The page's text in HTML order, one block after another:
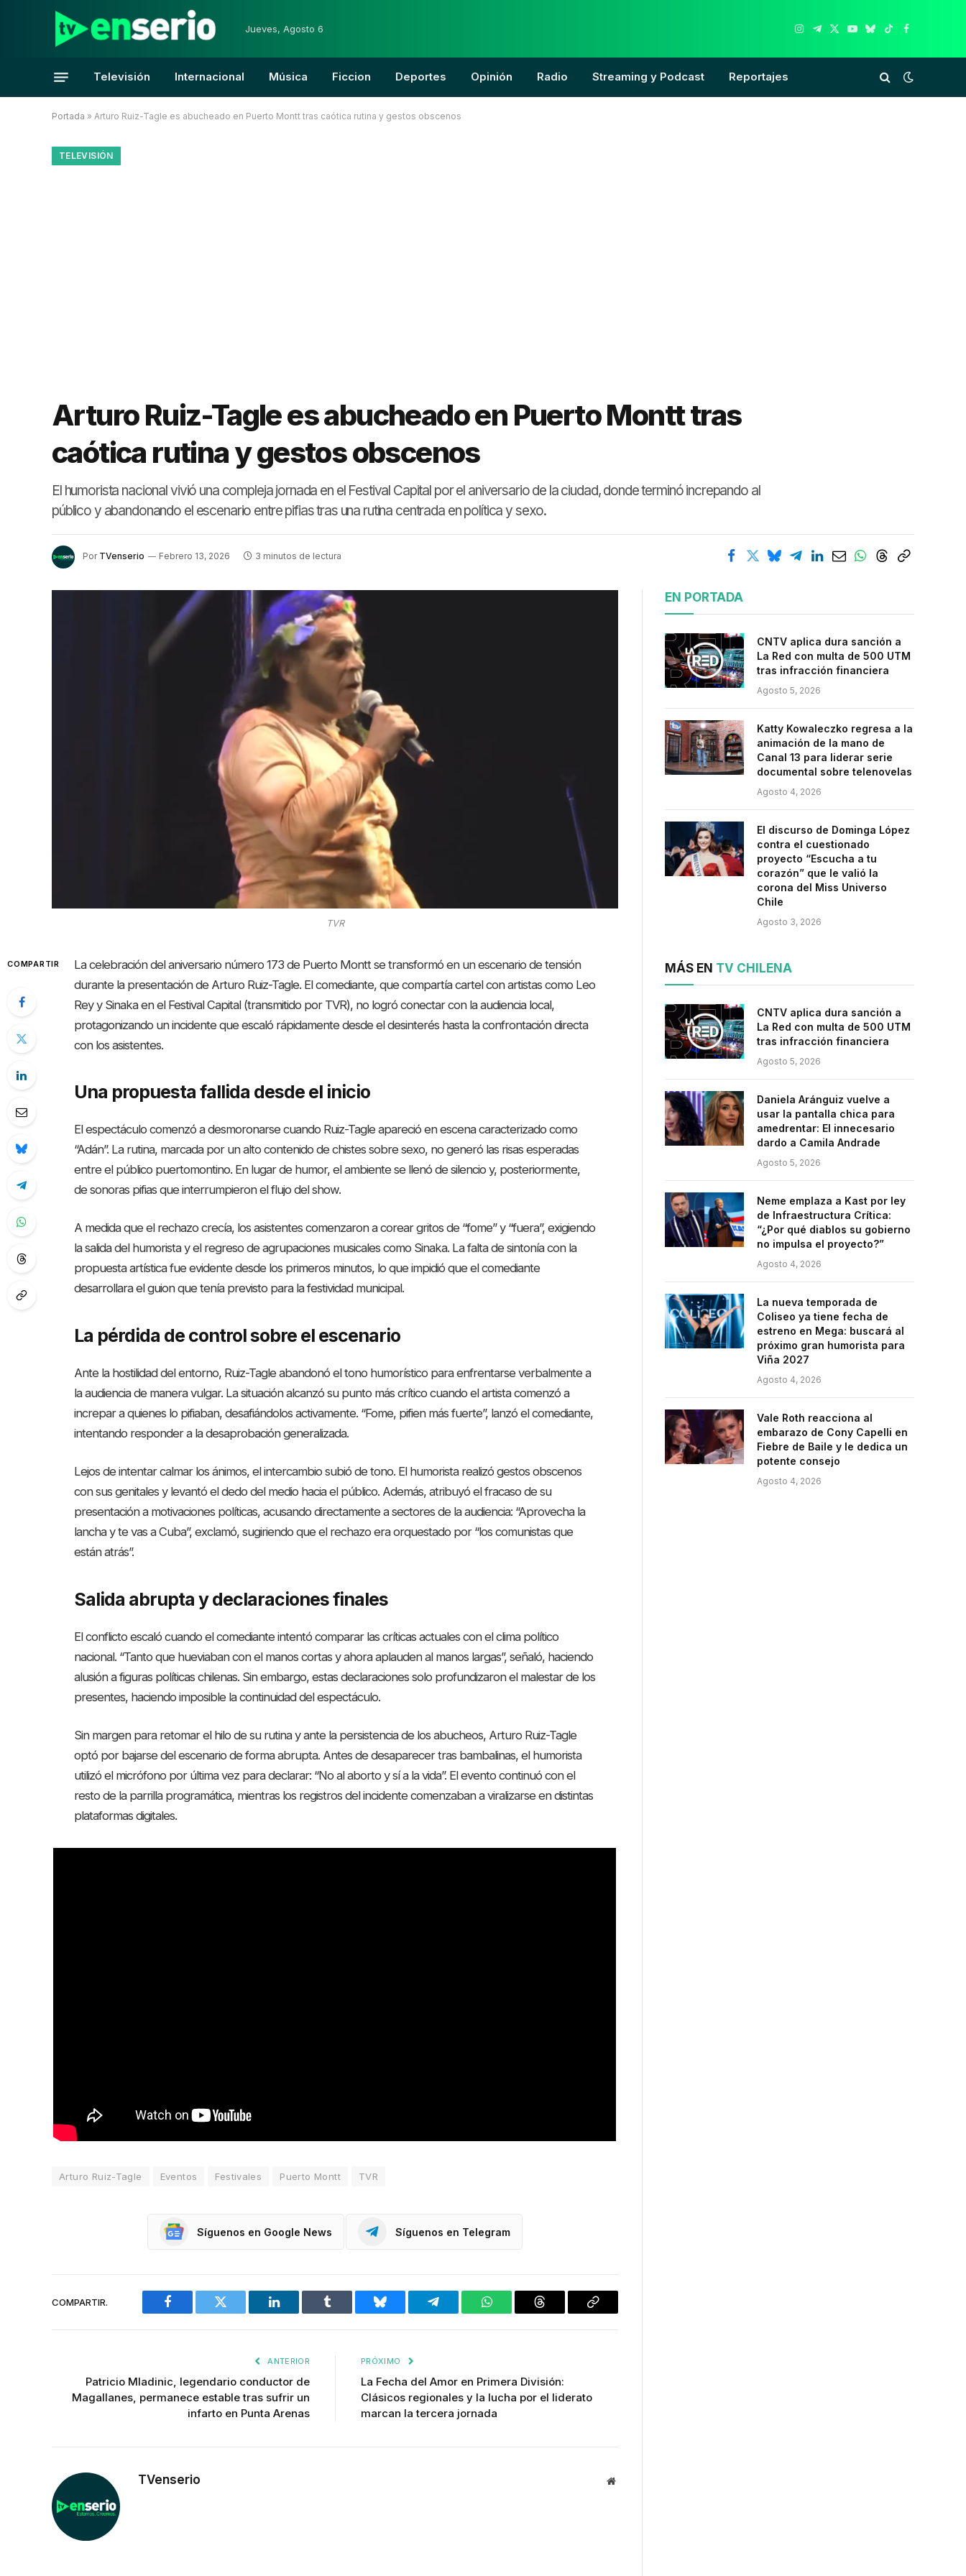
Jueves, Agosto 6
Instagram
Telegram
X
YouTube
Bluesky
TikTokFacebook
Televisión Internacional Música Ficcion Deportes Opinión Radio Streaming y Podcast Reportajes
Portada » Arturo Ruiz-Tagle es abucheado en Puerto Montt tras caótica rutina y gestos obscenos
TELEVISIÓN
Arturo Ruiz-Tagle es abucheado en Puerto Montt tras
caótica rutina y gestos obscenos
El humorista nacional vivió una compleja jornada en el Festival Capital por el aniversario de la ciudad, donde terminó increpando al
público y abandonando el escenario entre pifias tras una rutina centrada en política y sexo.
Por TVenserio Febrero 13, 2026 3 minutos de lectura
TVR
COMPARTIR
La celebración del aniversario número 173 de Puerto Montt se transformó en un escenario de tensión
durante la presentación de Arturo Ruiz-Tagle. El comediante, que compartía cartel con artistas como Leo
Rey y Sinaka en el Festival Capital (transmitido por TVR), no logró conectar con la audiencia local,
protagonizando un incidente que escaló rápidamente desde el desinterés hasta la confrontación directa
con los asistentes.
Una propuesta fallida desde el inicio
El espectáculo comenzó a desmoronarse cuando Ruiz-Tagle apareció en escena caracterizado como
“Adán”. La rutina, marcada por un alto contenido de chistes sobre sexo, no generó las risas esperadas
entre el público puertomontino. En lugar de humor, el ambiente se llenó de silencio y, posteriormente,
de sonoras pifias que interrumpieron el flujo del show.
A medida que el rechazo crecía, los asistentes comenzaron a corear gritos de “fome” y “fuera”, exigiendo
la salida del humorista y el regreso de agrupaciones musicales como Sinaka. La falta de sintonía con la
propuesta artística fue evidente desde los primeros minutos, lo que impidió que el comediante
desarrollara el guion que tenía previsto para la festividad municipal.
La pérdida de control sobre el escenario
Ante la hostilidad del entorno, Ruiz-Tagle abandonó el tono humorístico para enfrentarse verbalmente a
la audiencia de manera vulgar. La situación alcanzó su punto más crítico cuando el artista comenzó a
increpar a quienes lo pifiaban, desafiándolos activamente. “Fome, pifien más fuerte”, lanzó el comediante,
intentando responder a la desaprobación generalizada.
Lejos de intentar calmar los ánimos, el intercambio subió de tono. El humorista realizó gestos obscenos
con sus genitales y levantó el dedo del medio hacia el público. Además, atribuyó el fracaso de su
presentación a motivaciones políticas, acusando directamente a sectores de la audiencia: “Aprovecha la
lancha y te vas a Cuba”, exclamó, sugiriendo que el rechazo era orquestado por “los comunistas que
están atrás”.
Salida abrupta y declaraciones finales
El conflicto escaló cuando el comediante intentó comparar las críticas actuales con el clima político
nacional. “Tanto que hueviaban con el manos cortas y ahora aplauden al manos largas”, señaló, haciendo
alusión a figuras políticas chilenas. Sin embargo, estas declaraciones solo profundizaron el malestar de los
presentes, haciendo imposible la continuidad del espectáculo.
Sin margen para retomar el hilo de su rutina y ante la persistencia de los abucheos, Arturo Ruiz-Tagle
optó por bajarse del escenario de forma abrupta. Antes de desaparecer tras bambalinas, el humorista
utilizó el micrófono por última vez para declarar: “No al aborto y sí a la vida”. El evento continuó con el
resto de la parrilla programática, mientras los registros del incidente comenzaban a viralizarse en distintas
plataformas digitales.
Arturo Ruiz-Tagle Eventos Festivales Puerto Montt TVR
Síguenos en Google News Síguenos en Telegram
COMPARTIR.
Facebook Twitter LinkedIn Tumblr Bluesky Telegram WhatsAppThreads
Copiar
ANTERIOR
Patricio Mladinic, legendario conductor de
Magallanes, permanece estable tras sufrir un
infarto en Punta Arenas
PRÓXIMO
La Fecha del Amor en Primera División:
Clásicos regionales y la lucha por el liderato
marcan la tercera jornada
TVenserio Website
EN PORTADA
CNTV aplica dura sanción a
La Red con multa de 500 UTM
tras infracción financiera
Agosto 5, 2026
Katty Kowaleczko regresa a la
animación de la mano de
Canal 13 para liderar serie
documental sobre telenovelas
Agosto 4, 2026
El discurso de Dominga López
contra el cuestionado
proyecto “Escucha a tu
corazón” que le valió la
corona del Miss Universo
Chile
Agosto 3, 2026
MÁS EN TV CHILENA
CNTV aplica dura sanción a
La Red con multa de 500 UTM
tras infracción financiera
Agosto 5, 2026
Daniela Aránguiz vuelve a
usar la pantalla chica para
amedrentar: El innecesario
dardo a Camila Andrade
Agosto 5, 2026
Neme emplaza a Kast por ley
de Infraestructura Crítica:
“¿Por qué diablos su gobierno
no impulsa el proyecto?”
Agosto 4, 2026
La nueva temporada de
Coliseo ya tiene fecha de
estreno en Mega: buscará al
próximo gran humorista para
Viña 2027
Agosto 4, 2026
Vale Roth reacciona al
embarazo de Cony Capelli en
Fiebre de Baile y le dedica un
potente consejo
Agosto 4, 2026